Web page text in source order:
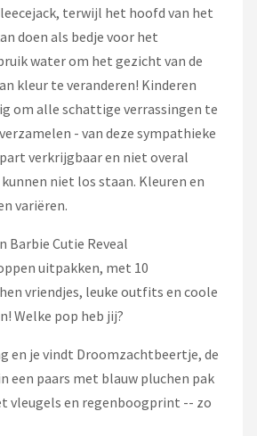
terwijl het hoofd van het
doen als bedje voor het
water om het gezicht van de
kleur te veranderen! Kinderen
om alle schattige verrassingen te
- van deze sympathieke
verkrijgbaar en niet overal
niet los staan. Kleuren en
variëren.
Barbie Cutie Reveal
uitpakken, met 10
vriendjes, leuke outfits en coole
Welke pop heb jij?
en je vindt Droomzachtbeertje, de
een paars met blauw pluchen pak
vleugels en regenboogprint -- zo